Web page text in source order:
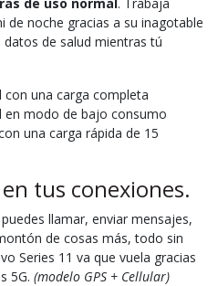
de noche gracias a su inagotable
de salud mientras tú
una carga completa
en modo de bajo consumo
una carga rápida de 15
tus conexiones.
llamar, enviar mensajes,
de cosas más, todo sin
Series 11 va que vuela gracias
5G. (modelo GPS + Cellular)